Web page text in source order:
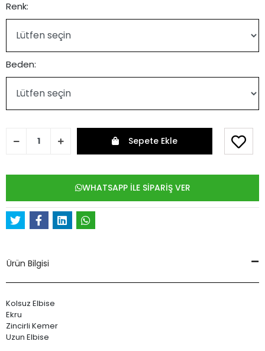
Renk:
Beden:
Sepete Ekle
WHATSAPP İLE SİPARİŞ VER
Ürün Bilgisi
Kolsuz Elbise
Ekru
Zincirli Kemer
Uzun Elbise